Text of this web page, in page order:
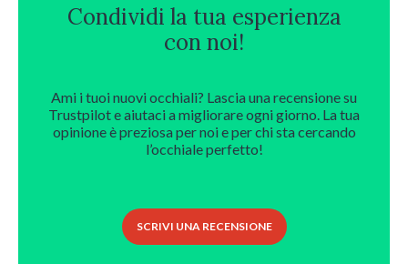
Condividi la tua esperienza
con noi!
Ami i tuoi nuovi occhiali? Lascia una recensione su
Trustpilot e aiutaci a migliorare ogni giorno. La tua
opinione è preziosa per noi e per chi sta cercando
l’occhiale perfetto!
SCRIVI UNA RECENSIONE